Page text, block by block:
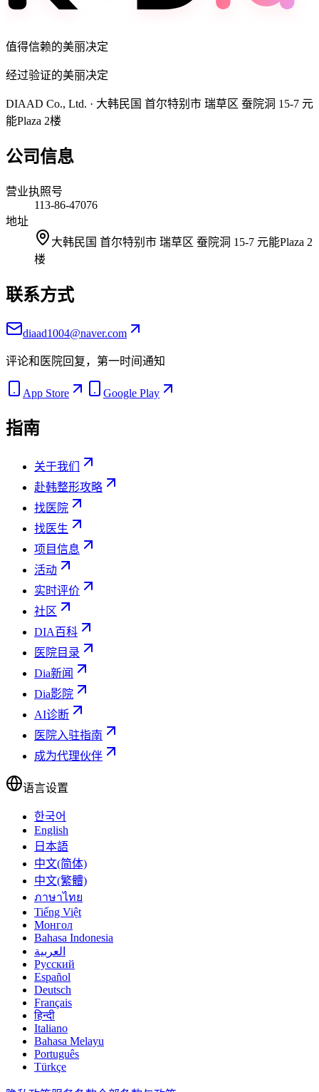
值得信赖的美丽决定
经过验证的美丽决定
DIAAD Co., Ltd. · 大韩民国 首尔特别市 瑞草区 蚕院洞 15-7 元
能Plaza 2楼
公司信息
营业执照号
113-86-47076
地址
大韩民国 首尔特别市 瑞草区 蚕院洞 15-7 元能Plaza 2
楼
联系方式
diaad1004@naver.com
评论和医院回复，第一时间通知
App Store Google Play
指南
关于我们
赴韩整形攻略
找医院
找医生
项目信息
活动
实时评价
社区
DIA百科
医院目录
Dia新闻
Dia影院
AI诊断
医院入驻指南
成为代理伙伴
语言设置
한국어
English
日本語
中文(简体)
中文(繁體)
ภาษาไทย
Tiếng Việt
Монгол
Bahasa Indonesia
العربية
Русский
Español
Deutsch
Français
हिन्दी
Italiano
Bahasa Melayu
Português
Türkçe